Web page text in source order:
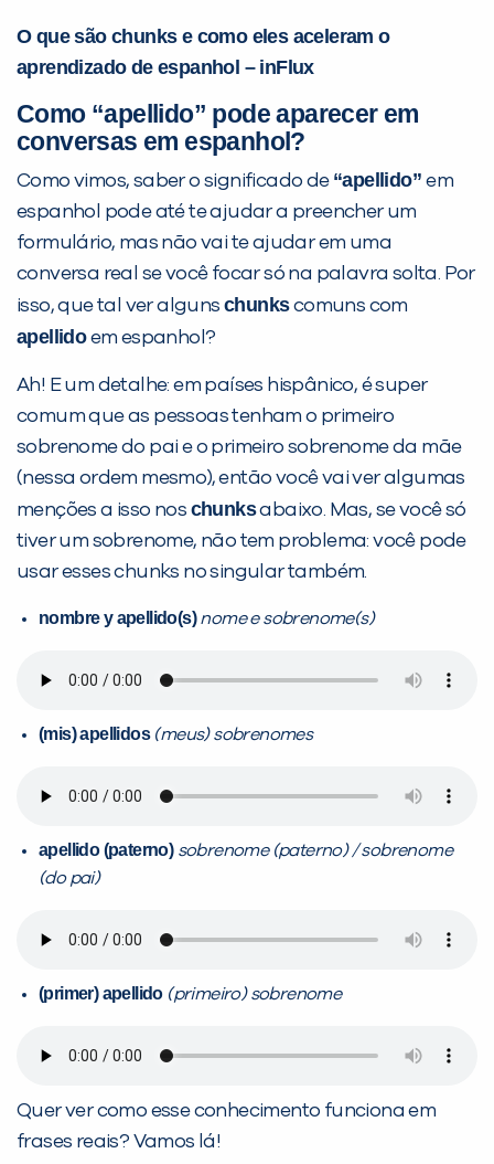
O que são chunks e como eles aceleram o
aprendizado de espanhol – inFlux
Como “apellido” pode aparecer em
conversas em espanhol?
Como vimos, saber o significado de “apellido”em
espanhol pode até te ajudar a preencher um
formulário, mas não vai te ajudar em uma
conversa real se você focar só na palavra solta. Por
isso, que tal ver alguns chunkscomuns com
apellidoem espanhol?
Ah! E um detalhe: em países hispânico, é super
comum que as pessoas tenham o primeiro
sobrenome do pai e o primeiro sobrenome da mãe
(nessa ordem mesmo), então você vai ver algumas
menções a isso nos chunksabaixo. Mas, se você só
tiver um sobrenome, não tem problema: você pode
usar esses chunks no singular também.
nombre y apellido(s) nome e sobrenome(s)
(mis) apellidos (meus) sobrenomes
apellido (paterno) sobrenome (paterno) / sobrenome
(do pai)
(primer) apellido (primeiro) sobrenome
Quer ver como esse conhecimento funciona em
frases reais? Vamos lá!